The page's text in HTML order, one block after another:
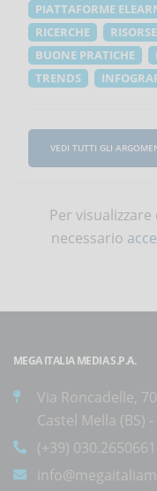
PIATTAFORME
RICERCHE
BUONE PRATICHE
TRENDS
VEDI TUTTI GLI
Per
necessario
MEGA ITALIA MEDIA S.P.A.
Via Roncadelle,
Castel Mella (BS)
(+39) 030.2650661